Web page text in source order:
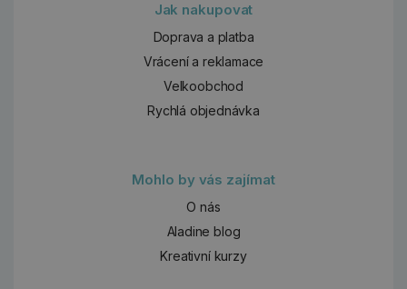
Jak nakupovat
Doprava a platba
Vrácení a reklamace
Velkoobchod
Rychlá objednávka
Mohlo by vás zajímat
O nás
Aladine blog
Kreativní kurzy